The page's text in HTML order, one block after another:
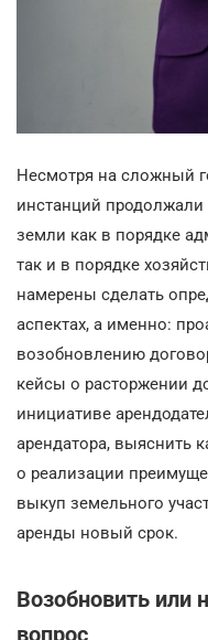
Несмотря на сложный
инстанций продолжали
земли как в порядке
так и в порядке
намерены сделать
аспектах, а именно:
возобновлению
кейсы о расторжении
инициативе
арендатора, выяснить
о реализации
выкуп земельного
аренды новый срок.
Возобновить или
вопрос